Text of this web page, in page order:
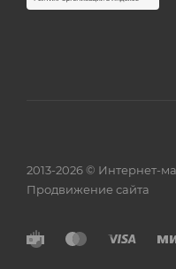
2013-2026 © Интернет-
Продвижение сайта